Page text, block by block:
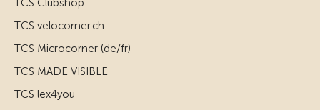
TCS Clubshop
TCS velocorner.ch
TCS Microcorner (de/fr)
TCS MADE VISIBLE
TCS lex4you